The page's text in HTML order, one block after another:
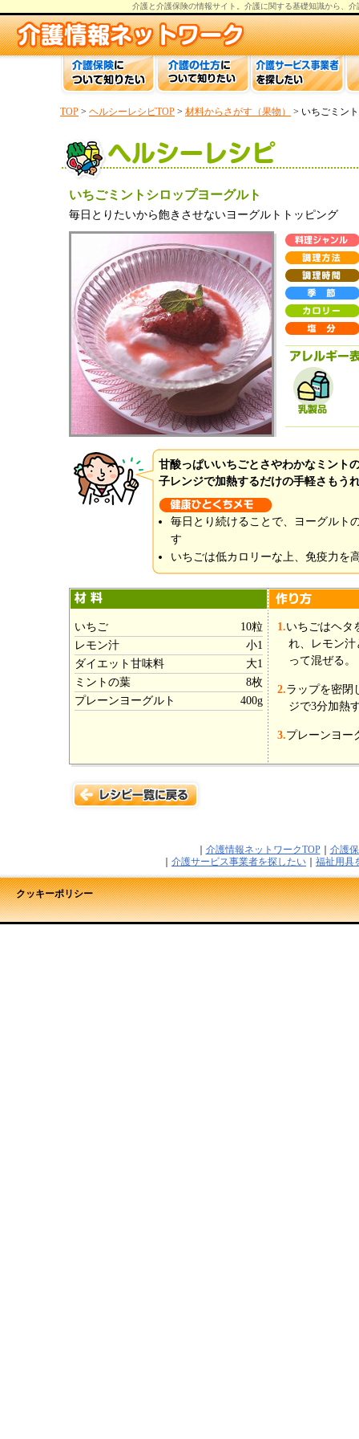
介護と介護保険の情報サイト。 介護に関する基礎知識から、 介
TOP > ヘルシーレシピTOP > 材料からさがす（果物） > いちごミン
いちごミントシロップヨーグルト
毎日とりたいから飽きさせないヨーグルトトッピング
甘酸っぱいいちごとさやわかなミント
子レンジで加熱するだけの手軽さもう
毎日とり続けることで、ヨーグルト
す
いちごは低カロリーな上、免疫力を
いちご
10粒
レモン汁
小1
ダイエット甘味料
大1
ミントの葉
8枚
プレーンヨーグルト
400g
1.いちごはヘタ
れ、レモン
って混ぜる。
2.ラップを密閉
ジで3分加熱
3.プレーンヨー
介護情報ネットワークTOP｜ 介護
介護サービス事業者を探したい 福祉用具
クッキーポリシー